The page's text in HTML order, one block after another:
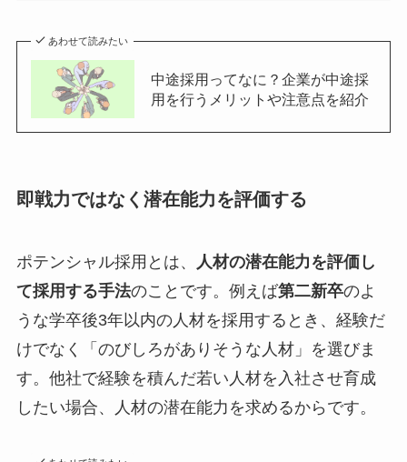
あわせて読みたい
中途採用ってなに？企業が中途採
用を行うメリットや注意点を紹介
即戦力ではなく潜在能力を評価する
ポテンシャル採用とは、
人材の潜在能力を評価し
て採用する手法のことです。例えば第二新卒のよ
うな学卒後3年以内の人材を採用するとき、経験だ
けでなく「のびしろがありそうな人材」を選びま
す。他社で経験を積んだ若い人材を入社させ育成
したい場合、人材の潜在能力を求めるからです。